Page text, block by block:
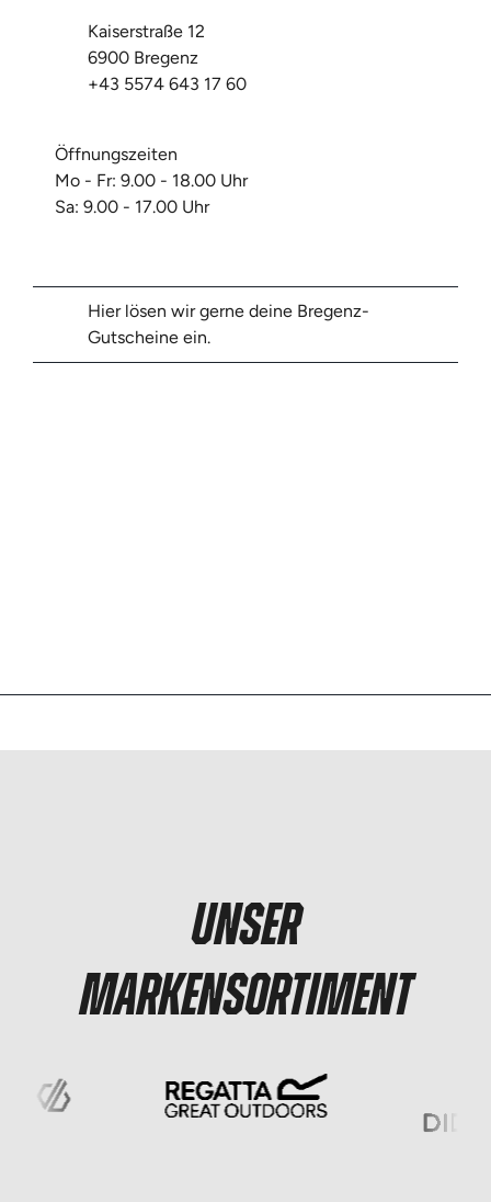
Kaiserstraße 12
6900 Bregenz
+43 5574 643 17 60
Öffnungszeiten
Mo - Fr: 9.00 - 18.00 Uhr
Sa: 9.00 - 17.00 Uhr
Hier lösen wir gerne deine Bregenz-
Gutscheine ein.
UNSER
MARKENSORTIMENT